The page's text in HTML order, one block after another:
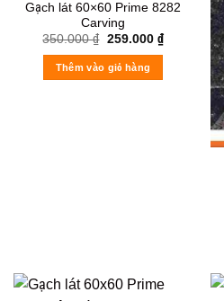
Gạch lát 60×60 Prime 8282
Carving
350.000₫ Original
was:
350.000 ₫.
259.000 ₫Current
price
259.000 ₫.
Thêm vào giỏ hàng